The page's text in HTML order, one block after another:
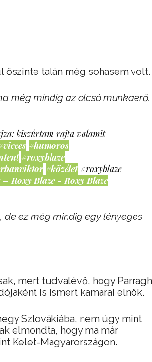
őszinte talán még sohasem volt.
még mindig az olcsó munkaerő.
kiszúrtam rajta valamit
#humoros
#roxyblaze
#közélet #roxyblaze
Roxy Blaze - Roxy Blaze
de ez még mindig egy lényeges
mert tudvalévő, hogy Parragh
is ismert kamarai elnök.
Szlovákiába, nem úgy mint
elmondta, hogy ma már
Kelet-Magyarországon.